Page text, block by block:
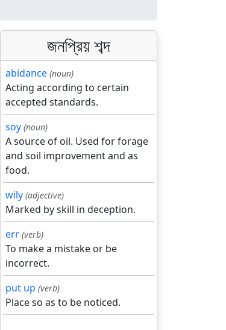
জনপ্রিয় শব্দ
abidance (noun)
Acting according to certain
accepted standards.
soy (noun)
A source of oil. Used for forage
and soil improvement and as
food.
wily (adjective)
Marked by skill in deception.
err (verb)
To make a mistake or be
incorrect.
put up (verb)
Place so as to be noticed.